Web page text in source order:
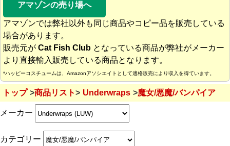
アマゾンの売り場へ
アマゾンでは弊社以外も同じ商品やコピー品を販売している
場合があります。
販売元が Cat Fish Club となっている商品が弊社がメーカー
より直接輸入販売している商品となります。
*ハッピーコスチュームは、Amazonアソシエイトとして適格販売により収入を得ています。
トップ 商品リスト Underwraps 魔女/悪魔/バンパイア
メーカー
カテゴリー